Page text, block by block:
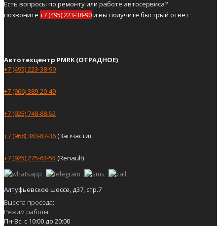
Есть вопросы по ремонту или работе автосервиса?
позвоните +7 (495) 223-38-90и вы получите быстрый ответ
Автотехцентр PMRK (ОТРАДНОЕ)
+7 (495) 223-38-90
+7 (966) 389-20-49
+7 (925) 748-88-52
+7 (968) 383-87-36(Запчасти)
+7 (925) 275-63-55 (Renault)
Алтуфьевское шоссе, д37, стр.7
Высота проезда:
Режим работы:
Пн-Вс: с 10:00 до 20:00